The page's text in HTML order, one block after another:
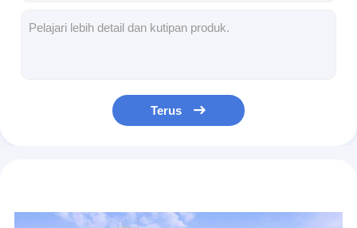
lembut pada kulit sensitif Xl selimut muslin Grey selimut muslin
Tirai mandi polyester katun Jacquard Tirai mandi bergaris abu-abu
100% Katun Seersucker Selimut Pink Selimut Raja Ukuran Chic Dan Nyaman
Grey King Size Duvet Cover OEM Hotel Quilt Set Full Size Queen Size
Terus